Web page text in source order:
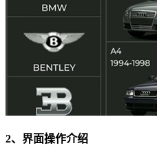
2、界面操作介绍